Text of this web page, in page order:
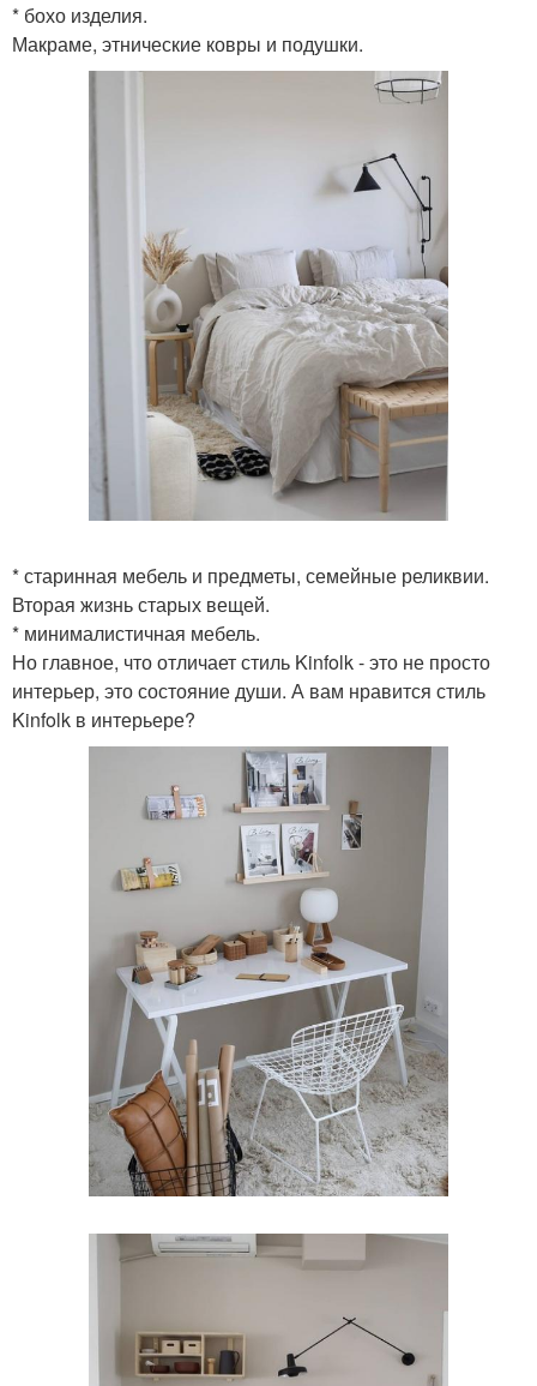
* бохо изделия.
Макраме, этнические ковры и подушки.
* старинная мебель и предметы, семейные реликвии.
Вторая жизнь старых вещей.
* минималистичная мебель.
Но главное, что отличает стиль Kinfolk - это не просто
интерьер, это состояние души. А вам нравится стиль
Kinfolk в интерьере?